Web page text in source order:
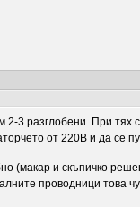
3 разглобени. При тях
от 220В и да се
(макар и скъпичко
проводници